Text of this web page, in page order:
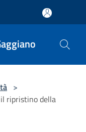
>
ripristino della